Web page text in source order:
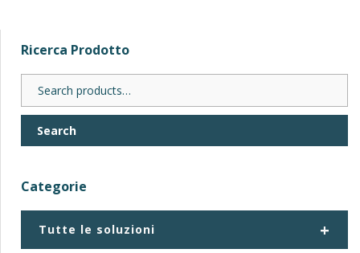
Ricerca Prodotto
Search
for:
Search
Categorie
+
Tutte le soluzioni